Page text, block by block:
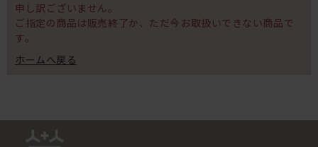
申し訳ございません。
ご指定の商品は販売終了か、ただ今お取扱いできない商品で
す。
ホームへ戻る